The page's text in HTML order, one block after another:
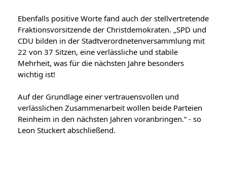
Ebenfalls positive Worte fand auch der stellvertretende
Fraktionsvorsitzende der Christdemokraten. „SPD und
CDU bilden in der Stadtverordnetenversammlung mit
22 von 37 Sitzen, eine verlässliche und stabile
Mehrheit, was für die nächsten Jahre besonders
wichtig ist!
Auf der Grundlage einer vertrauensvollen und
verlässlichen Zusammenarbeit wollen beide Parteien
Leon Stuckert abschließend.